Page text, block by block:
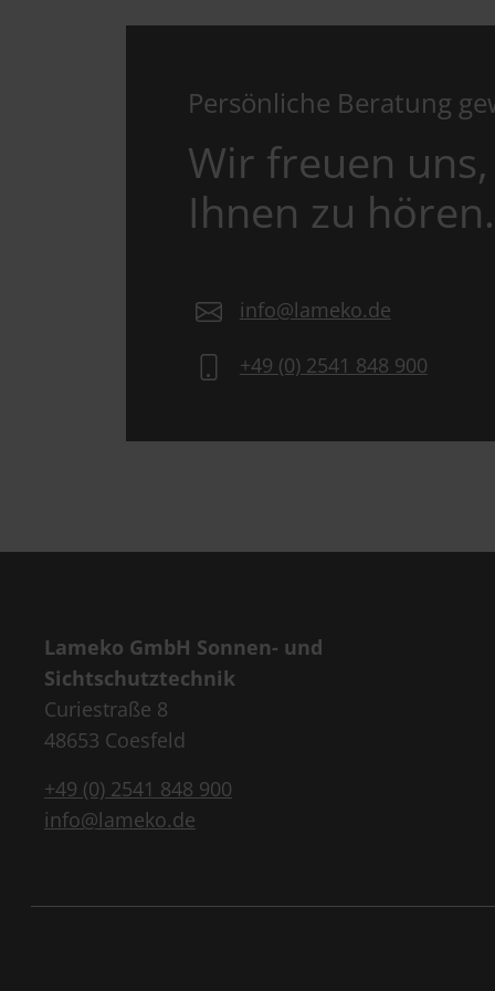
Persönliche Beratung
Wir freuen
Ihnen zu hören.
info@lameko.de
+49 (0) 2541 848 900
Lameko GmbH Sonnen- und
Sichtschutztechnik
Curiestraße 8
48653 Coesfeld
+49 (0) 2541 848 900
info@lameko.de